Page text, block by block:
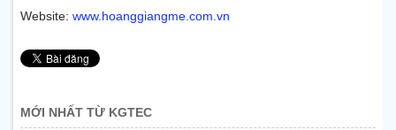
Website: www.hoanggiangme.com.vn
MỚI NHẤT TỪ KGTEC